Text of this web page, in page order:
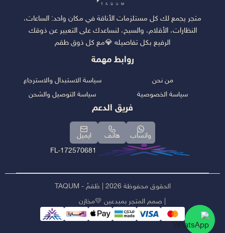
متجر يجمع لك كل مستلزمات الأناقة في مكان واحد: الساعات،
النظارات، الأقلام، والسبح، لنساعدك على التعبير عن ذوقك
الرفيع بكل تفاصيله 💎مع كل ذوق طقم
روابط مهمة
من نحن
سياسة الخصوصية
سياسة الاستبدال والاسترجاع
سياسة التوصيل والشحن
فريق الدعم
واتساب هاتف
ايميل
FL-172570681
الحقوق محفوظة 2026 | طَقمْ - TAQUM